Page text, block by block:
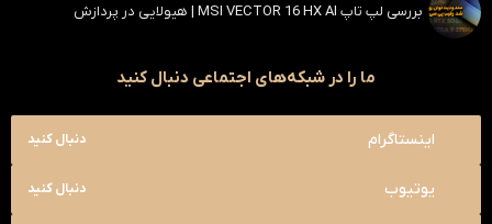
بررسی لپ تاپ MSI VECTOR 16 HX AI | هیولایی در پردازش
ما را در شبکه‌های اجتماعی دنبال کنید
اینستاگرام دنبال کنید
یوتیوب دنبال کنید